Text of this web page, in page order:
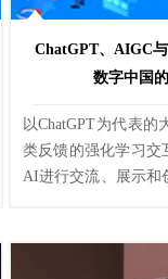
ChatGPT、AIGC
数字中国
以ChatGPT为代表
类反馈的强化学习交
AI进行交流、展示和